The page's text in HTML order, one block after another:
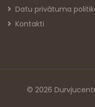
Datu privātuma
Kontakti
© 2026